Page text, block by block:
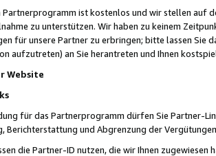
Partnerprogramm ist kostenlos und wir stellen auf
zu unterstützen. Wir haben zu keinem
für unsere Partner zu erbringen; bitte lassen Sie
aufzutreten) an Sie herantreten und Ihnen
Website
für das Partnerprogramm dürfen Sie Partner-
Berichterstattung und Abgrenzung der
die Partner-ID nutzen, die wir Ihnen zugewiesen